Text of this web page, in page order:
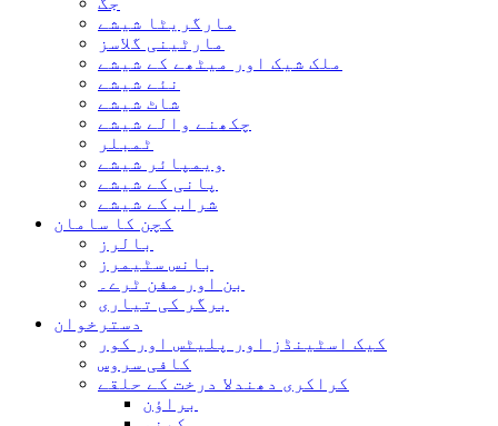
مارگریٹا شیشے
مارٹینی گلاسز
ملک شیک اور میٹھے کے شیشے
نئے شیشے
شاٹ شیشے
چکھنے والے شیشے
ٹمبلر
ویمپائر شیشے
پانی کے شیشے
شراب کے شیشے
کچن کا سامان
بالرز
بانس سٹیمرز
بن اور مفن ٹرے۔
برگر کی تیاری
دسترخوان
کیک اسٹینڈز اور پلیٹس اور کور
کافی سروس
کراکری دھندلا درخت کے حلقے
براؤن